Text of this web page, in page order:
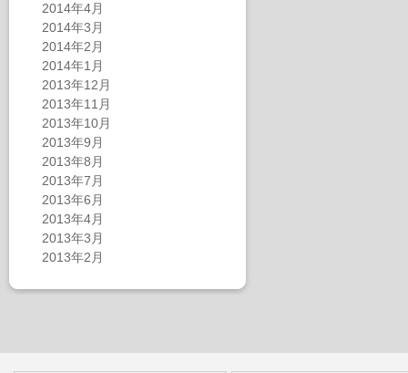
2014年4月
2014年3月
2014年2月
2014年1月
2013年12月
2013年11月
2013年10月
2013年9月
2013年8月
2013年7月
2013年6月
2013年4月
2013年3月
2013年2月